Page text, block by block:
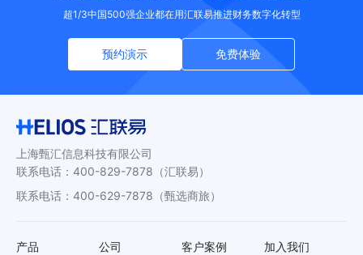
超1/3中国500强企业都在用汇联易推进财务数字化转型
预约演示 免费体验
上海甄汇信息科技有限公司
联系电话 ： 400-829-7878 （汇联易）
联系电话 ： 400-629-7878 （甄选商旅）
产品 公司 客户案例 加入我们